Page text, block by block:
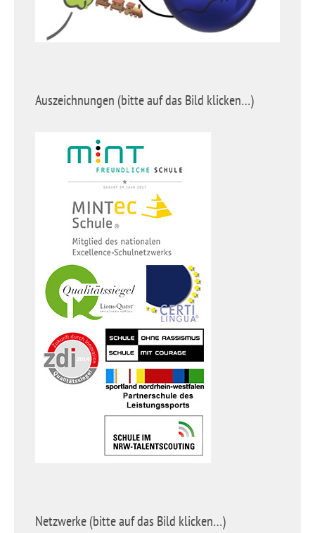
Auszeichnungen (bitte auf das Bild klicken…)
Netzwerke (bitte auf das Bild klicken…)